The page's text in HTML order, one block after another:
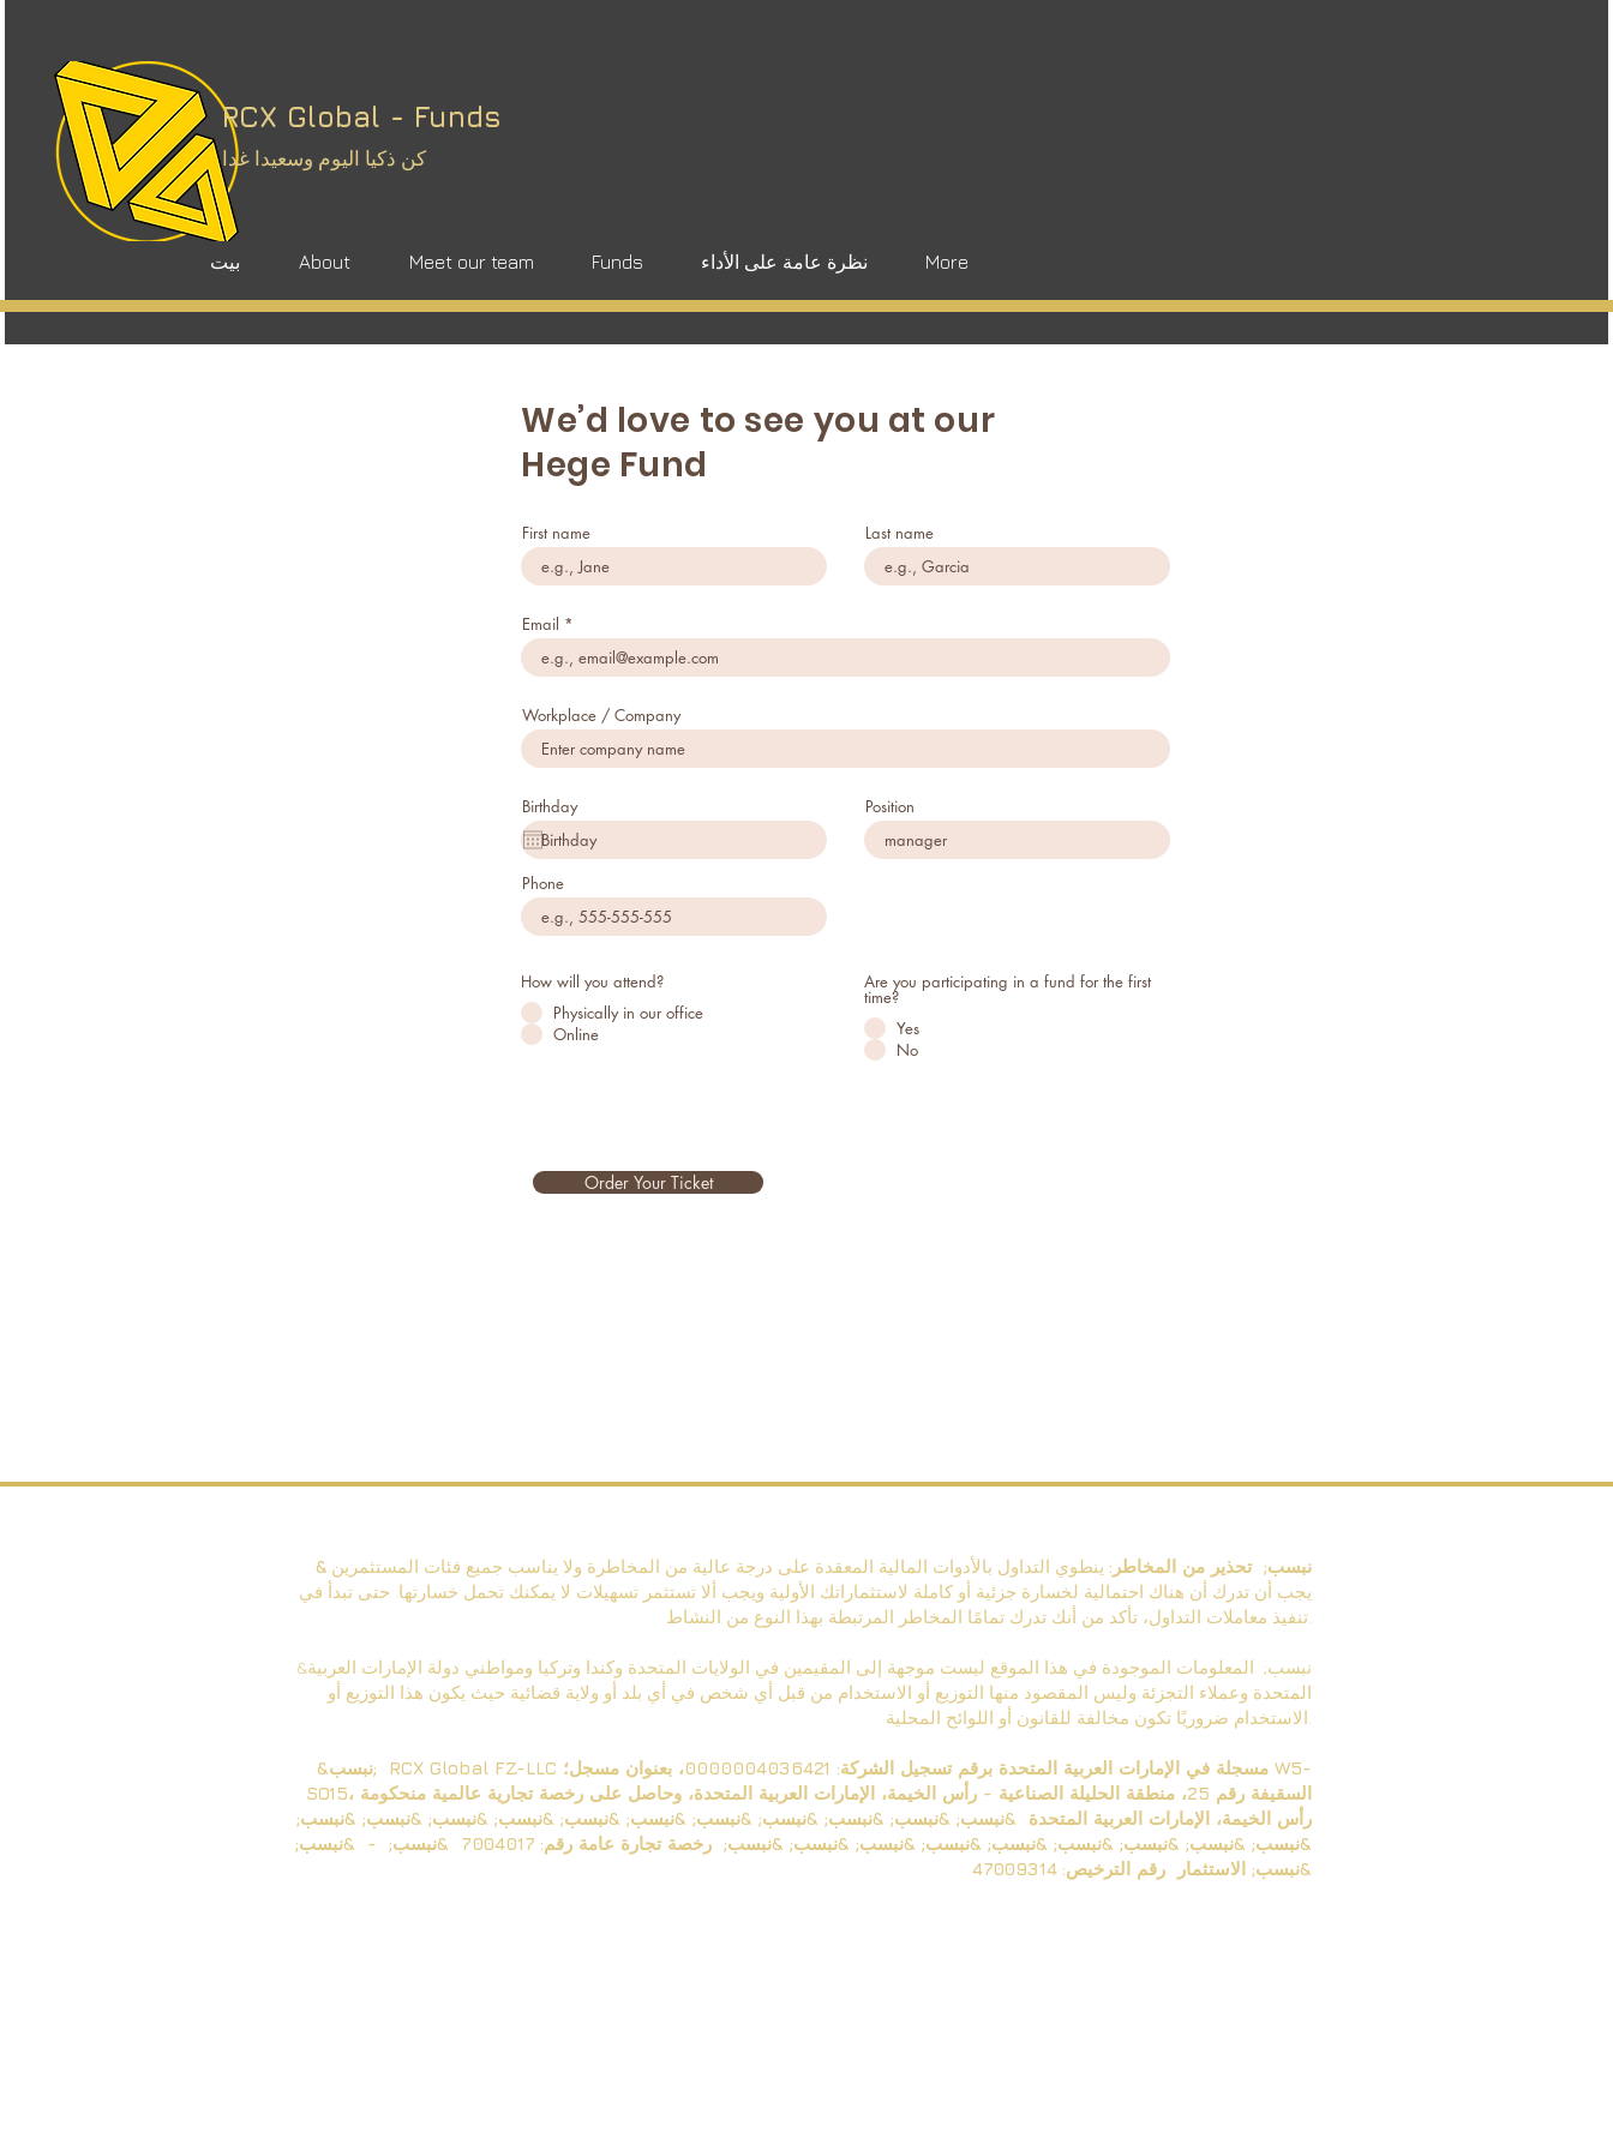
RCX Global - Funds
كن ذكيا اليوم وسعيدا غدا
بيت About Meet our team Funds نظرة عامة على الأداء More
We’d love to see you at our
Hege Fund
First name Last name
Email
Workplace / Company
Birthday Position
Phone
How will you attend?
Physically in our office
Online
Are you participating in a fund for the first
time?
Yes
No
Order Your Ticket
&نبسب; تحذير من المخاطر: ينطوي التداول بالأدوات المالية المعقدة على درجة عالية من المخاطرة ولا يناسب جميع فئات المستثمرين.
يجب أن تدرك أن هناك احتمالية لخسارة جزئية أو كاملة لاستثماراتك الأولية ويجب ألا تستثمر تسهيلات لا يمكنك تحمل خسارتها. حتى تبدأ في
&نبسب; المعلومات الموجودة في هذا الموقع ليست موجهة إلى المقيمين في الولايات المتحدة وكندا وتركيا ومواطني دولة الإمارات العربية
المتحدة وعملاء التجزئة وليس المقصود منها التوزيع أو الاستخدام من قبل أي شخص في أي بلد أو ولاية قضائية حيث يكون هذا التوزيع أو
&نبسب; RCX Global FZ-LLC مسجلة في الإمارات العربية المتحدة برقم تسجيل الشركة: 0000004036421، بعنوان مسجل؛ W5-
SO15، السقيفة رقم 25، منطقة الحليلة الصناعية - رأس الخيمة، الإمارات العربية المتحدة، وحاصل على رخصة تجارية عالمية من
حكومة
رأس الخيمة، الإمارات العربية المتحدة &نبسب; &نبسب; &نبسب; &نبسب; &نبسب; &نبسب; &نبسب; &نبسب; &نبسب; &نبسب; &نبسب;
&نبسب; &نبسب; &نبسب; &نبسب; &نبسب; &نبسب; &نبسب; &نبسب; &نبسب; رخصة تجارة عامة رقم: 7004017 &نبسب; - &نبسب;
&نبسب; الاستثمار رقم الترخيص: 47009314